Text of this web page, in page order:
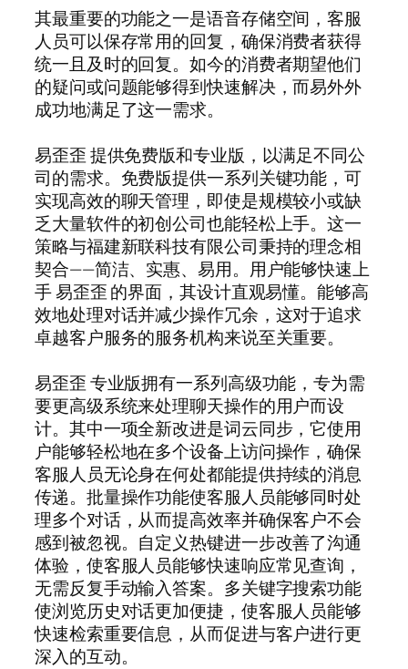
其最重要的功能之一是语音存储空间，客服
人员可以保存常用的回复，确保消费者获得
统一且及时的回复。如今的消费者期望他们
的疑问或问题能够得到快速解决，而易外外
成功地满足了这一需求。
易歪歪 提供免费版和专业版，以满足不同公
司的需求。免费版提供一系列关键功能，可
实现高效的聊天管理，即使是规模较小或缺
乏大量软件的初创公司也能轻松上手。这一
策略与福建新联科技有限公司秉持的理念相
契合——简洁、实惠、易用。用户能够快速上
手 易歪歪 的界面，其设计直观易懂。能够高
效地处理对话并减少操作冗余，这对于追求
卓越客户服务的服务机构来说至关重要。
易歪歪 专业版拥有一系列高级功能，专为需
要更高级系统来处理聊天操作的用户而设
计。其中一项全新改进是词云同步，它使用
户能够轻松地在多个设备上访问操作，确保
客服人员无论身在何处都能提供持续的消息
传递。批量操作功能使客服人员能够同时处
理多个对话，从而提高效率并确保客户不会
感到被忽视。自定义热键进一步改善了沟通
体验，使客服人员能够快速响应常见查询，
无需反复手动输入答案。多关键字搜索功能
使浏览历史对话更加便捷，使客服人员能够
快速检索重要信息，从而促进与客户进行更
深入的互动。